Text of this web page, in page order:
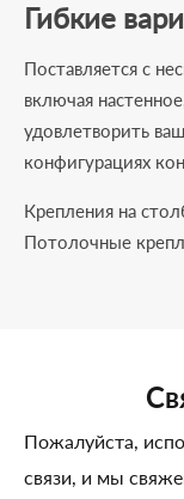
Гибкие
Поставляется с
включая
удовлетворить
конфигурациях
Крепления на
Потолочные
Пожалуйста,
связи, и мы